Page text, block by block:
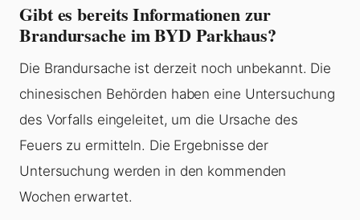
Gibt es bereits Informationen zur
Brandursache im BYD Parkhaus?
Die Brandursache ist derzeit noch unbekannt. Die
chinesischen Behörden haben eine Untersuchung
des Vorfalls eingeleitet, um die Ursache des
Feuers zu ermitteln. Die Ergebnisse der
Untersuchung werden in den kommenden
Wochen erwartet.